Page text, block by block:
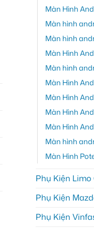
Màn Hình
Màn hình
Màn hình
Màn Hình
Màn hình
Màn Hình
Màn Hình
Màn Hình
Màn Hình
Màn hình
Màn Hình
Phụ Kiện Limo
Phụ Kiện
Phụ Kiện